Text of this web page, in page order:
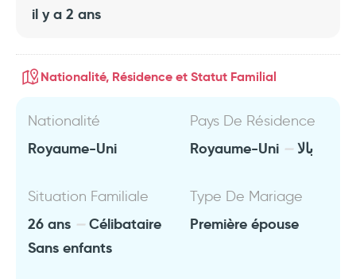
il y a 2 ans
Nationalité, Résidence et Statut Familial
Nationalité
Royaume-Uni
Pays De Résidence
Royaume-Uni بالا
Situation Familiale
26 ans
Célibataire
Sans enfants
Type De Mariage
Première épouse